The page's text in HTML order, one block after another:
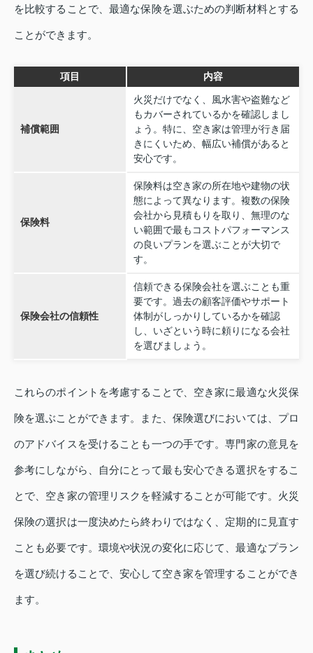
を比較することで、最適な保険を選ぶための判断材料とする
ことができます。
項目 内容
補償範囲
火災だけでなく、風水害や盗難など
もカバーされているかを確認しまし
ょう。特に、空き家は管理が行き届
きにくいため、幅広い補償があると
安心です。
保険料
保険料は空き家の所在地や建物の状
態によって異なります。複数の保険
会社から見積もりを取り、無理のな
い範囲で最もコストパフォーマンス
の良いプランを選ぶことが大切で
す。
保険会社の信頼性
信頼できる保険会社を選ぶことも重
要です。過去の顧客評価やサポート
体制がしっかりしているかを確認
し、いざという時に頼りになる会社
を選びましょう。
これらのポイントを考慮することで、空き家に最適な火災保
険を選ぶことができます。また、保険選びにおいては、プロ
のアドバイスを受けることも一つの手です。専門家の意見を
参考にしながら、自分にとって最も安心できる選択をするこ
とで、空き家の管理リスクを軽減することが可能です。火災
保険の選択は一度決めたら終わりではなく、定期的に見直す
ことも必要です。環境や状況の変化に応じて、最適なプラン
を選び続けることで、安心して空き家を管理することができ
ます。